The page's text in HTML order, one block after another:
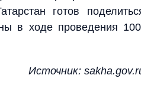
готов
в ходе проведения
Источник: